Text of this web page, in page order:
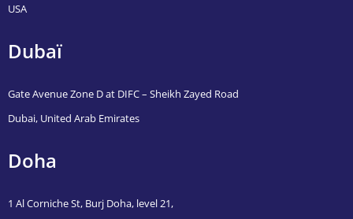
USA
Dubaï
Gate Avenue Zone D at DIFC – Sheikh Zayed Road
Dubai, United Arab Emirates
Doha
1 Al Corniche St, Burj Doha, level 21,